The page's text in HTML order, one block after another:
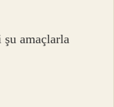
amaçlarla